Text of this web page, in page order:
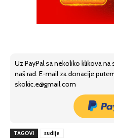
Uz PayPal sa nekoliko klikova
naš rad. E-mail za donacije
skokic.e@gmail.com
TAGOVI sudije